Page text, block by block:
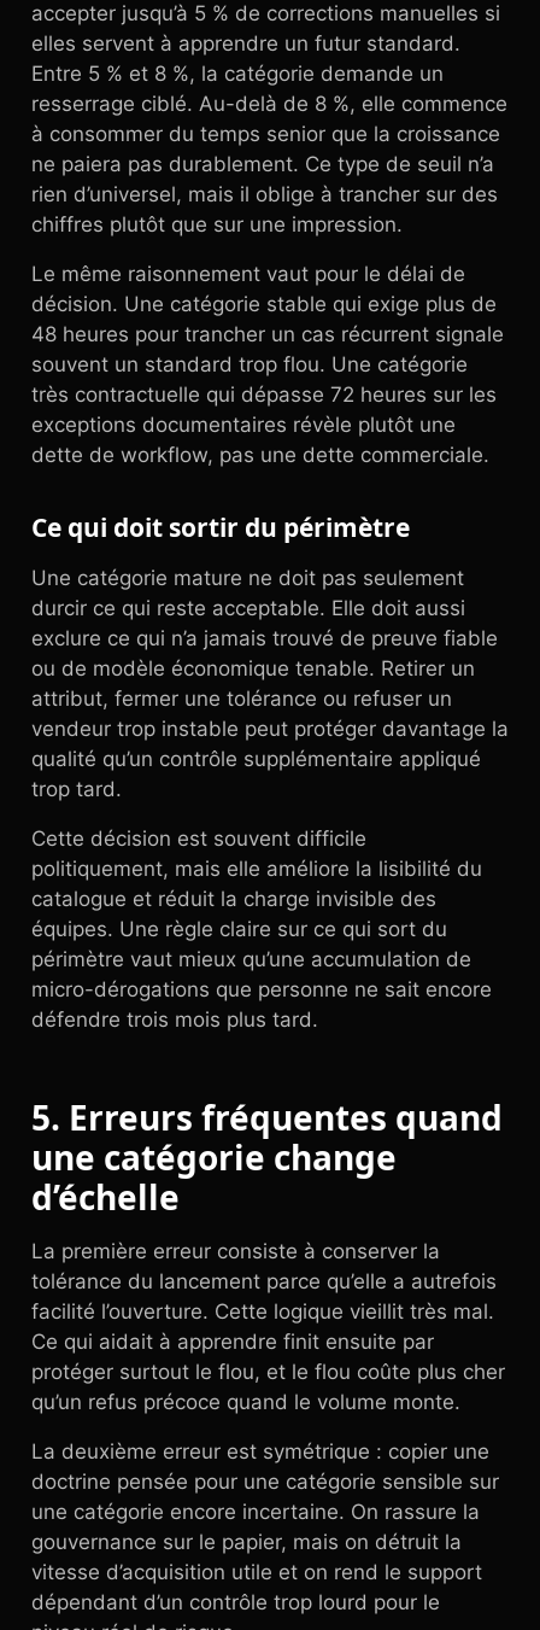
accepter jusqu’à 5 % de corrections manuelles si
elles servent à apprendre un futur standard.
Entre 5 % et 8 %, la catégorie demande un
resserrage ciblé. Au-delà de 8 %, elle commence
à consommer du temps senior que la croissance
ne paiera pas durablement. Ce type de seuil n’a
rien d’universel, mais il oblige à trancher sur des
chiffres plutôt que sur une impression.
Le même raisonnement vaut pour le délai de
décision. Une catégorie stable qui exige plus de
48 heures pour trancher un cas récurrent signale
souvent un standard trop flou. Une catégorie
très contractuelle qui dépasse 72 heures sur les
exceptions documentaires révèle plutôt une
dette de workflow, pas une dette commerciale.
Ce qui doit sortir du périmètre
Une catégorie mature ne doit pas seulement
durcir ce qui reste acceptable. Elle doit aussi
exclure ce qui n’a jamais trouvé de preuve fiable
ou de modèle économique tenable. Retirer un
attribut, fermer une tolérance ou refuser un
vendeur trop instable peut protéger davantage la
qualité qu’un contrôle supplémentaire appliqué
trop tard.
Cette décision est souvent difficile
politiquement, mais elle améliore la lisibilité du
catalogue et réduit la charge invisible des
équipes. Une règle claire sur ce qui sort du
périmètre vaut mieux qu’une accumulation de
micro-dérogations que personne ne sait encore
défendre trois mois plus tard.
5. Erreurs fréquentes quand
une catégorie change
d’échelle
La première erreur consiste à conserver la
tolérance du lancement parce qu’elle a autrefois
facilité l’ouverture. Cette logique vieillit très mal.
Ce qui aidait à apprendre finit ensuite par
protéger surtout le flou, et le flou coûte plus cher
qu’un refus précoce quand le volume monte.
La deuxième erreur est symétrique : copier une
doctrine pensée pour une catégorie sensible sur
une catégorie encore incertaine. On rassure la
gouvernance sur le papier, mais on détruit la
vitesse d’acquisition utile et on rend le support
dépendant d’un contrôle trop lourd pour le